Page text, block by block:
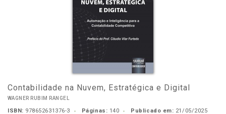
Contabilidade na Nuvem, Estratégica e Digital
WAGNER RUBIM RANGEL
ISBN: 978652631376-3 Páginas: 140 Publicado em: 21/05/2025